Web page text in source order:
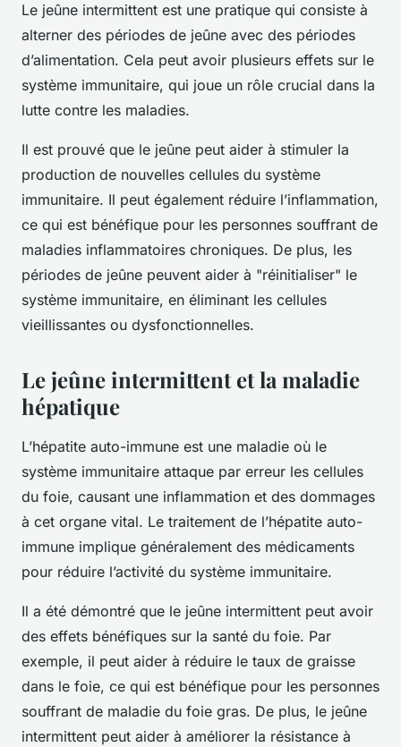
Le jeûne intermittent est une pratique qui consiste à
alterner des périodes de jeûne avec des périodes
d’alimentation. Cela peut avoir plusieurs effets sur le
système immunitaire, qui joue un rôle crucial dans la
lutte contre les maladies.
Il est prouvé que le jeûne peut aider à stimuler la
production de nouvelles cellules du système
immunitaire. Il peut également réduire l’inflammation,
ce qui est bénéfique pour les personnes souffrant de
maladies inflammatoires chroniques. De plus, les
périodes de jeûne peuvent aider à "réinitialiser" le
système immunitaire, en éliminant les cellules
vieillissantes ou dysfonctionnelles.
Le jeûne intermittent et la maladie
hépatique
L’hépatite auto-immune est une maladie où le
système immunitaire attaque par erreur les cellules
du foie, causant une inflammation et des dommages
à cet organe vital. Le traitement de l’hépatite auto-
immune implique généralement des médicaments
pour réduire l’activité du système immunitaire.
Il a été démontré que le jeûne intermittent peut avoir
des effets bénéfiques sur la santé du foie. Par
exemple, il peut aider à réduire le taux de graisse
dans le foie, ce qui est bénéfique pour les personnes
souffrant de maladie du foie gras. De plus, le jeûne
intermittent peut aider à améliorer la résistance à